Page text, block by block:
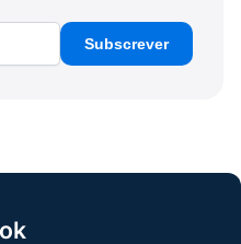
Subscrever